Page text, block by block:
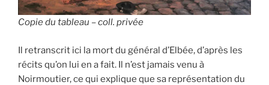
Copie du tableau – coll. privée
Il retranscrit ici la mort du général d’Elbée, d’après les
récits qu’on lui en a fait. Il n’est jamais venu à
Noirmoutier, ce qui explique que sa représentation du